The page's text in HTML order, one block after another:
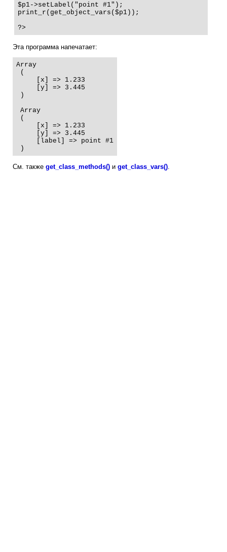
$p1->setLabel("point #1");
print_r(get_object_vars($p1));
?>
Эта программа напечатает:
Array
(
     [x] => 1.233
     [y] => 3.445
)
Array
(
     [x] => 1.233
     [y] => 3.445
     [label] => point #1
)
См. также get_class_methods() и get_class_vars()